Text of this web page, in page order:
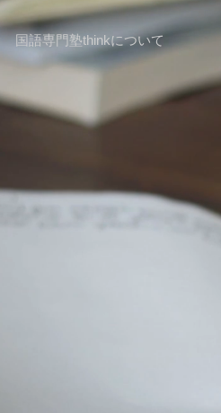
国語専門塾thinkについて